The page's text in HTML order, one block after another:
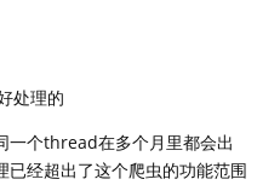
处理的
一个thread在多个月里都会出
经超出了这个爬虫的功能范围